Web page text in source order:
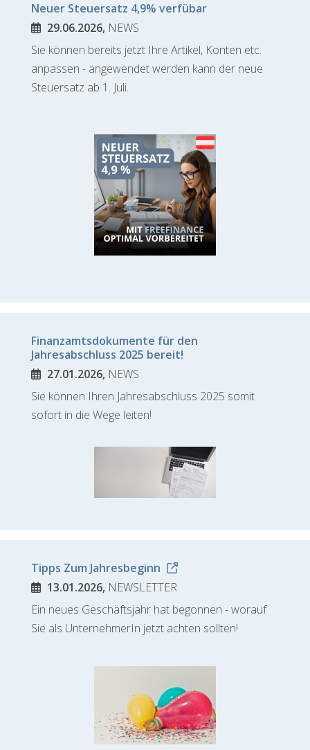
Neuer Steuersatz 4,9% verfübar
29.06.2026, NEWS
Sie können bereits jetzt Ihre Artikel, Konten etc.
anpassen - angewendet werden kann der neue
Steuersatz ab 1. Juli.
Finanzamtsdokumente für den
Jahresabschluss 2025 bereit!
27.01.2026, NEWS
Sie können Ihren Jahresabschluss 2025 somit
sofort in die Wege leiten!
Tipps Zum Jahresbeginn
13.01.2026, NEWSLETTER
Ein neues Geschäftsjahr hat begonnen - worauf
Sie als UnternehmerIn jetzt achten sollten!